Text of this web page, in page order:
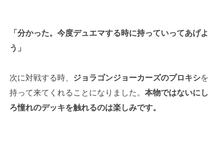
「分かった。今度デュエマする時に持っていってあげよ
う」
次に対戦する時、 ジョラゴンジョーカーズのプロキシを
持って来てくれることになりました。 本物ではないにし
ろ憧れのデッキを触れるのは楽しみです。